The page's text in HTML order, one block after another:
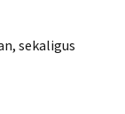
sekaligus